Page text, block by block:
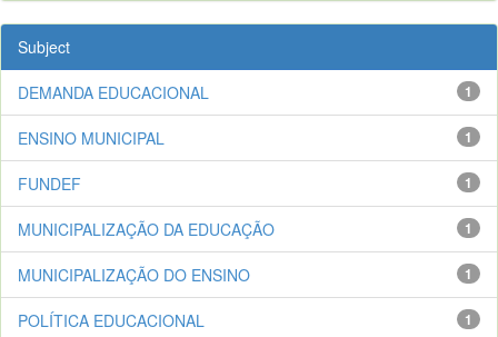
Subject
1
DEMANDA EDUCACIONAL
1
ENSINO MUNICIPAL
1
FUNDEF
1
MUNICIPALIZAÇÃO DA EDUCAÇÃO
1
MUNICIPALIZAÇÃO DO ENSINO
1
POLÍTICA EDUCACIONAL